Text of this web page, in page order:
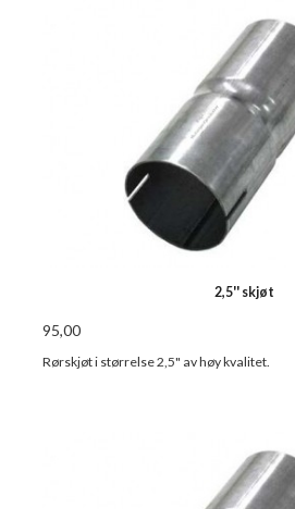
2,5'' skjøt
95,00
Rørskjøt i størrelse 2,5" av høy kvalitet.